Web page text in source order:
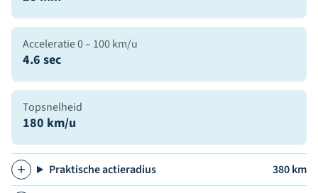
Acceleratie 0 – 100 km/u
4.6 sec
Topsnelheid
180 km/u
Praktische actieradius 380 km